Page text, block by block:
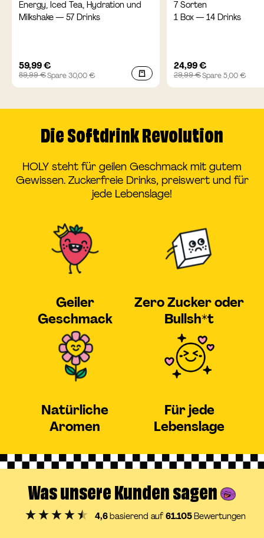
Energy, Iced Tea, Hydration und
Milkshake — 57 Drinks
Angebotspreis
59,99 €
Regulärer
89,99 €Spare 30,00 €
7 Sorten
1 Box — 14 Drinks
Angebotspreis
24,99 €
Regulärer
29,99 €Spare 5,00 €
Die Softdrink Revolution
HOLY steht für geilen Geschmack mit gutem
Gewissen. Zuckerfreie Drinks, preiswert und für
jede Lebenslage!
Geiler
Geschmack
Zero Zucker oder
Bullsh*t
Natürliche
Aromen
Für jede
Lebenslage
Was unsere Kunden sagen
4,6basierend auf 61.105Bewertungen